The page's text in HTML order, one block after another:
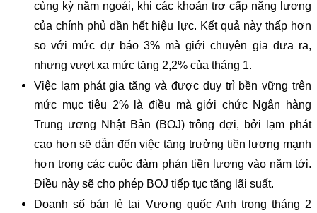
cùng kỳ năm ngoái, khi các khoản trợ cấp năng lượng
của chính phủ dần hết hiệu lực. Kết quả này thấp hơn
so với mức dự báo 3% mà giới chuyên gia đưa ra,
nhưng vượt xa mức tăng 2,2% của tháng 1.
Việc lạm phát gia tăng và được duy trì bền vững trên
mức mục tiêu 2% là điều mà giới chức Ngân hàng
Trung ương Nhật Bản (BOJ) trông đợi, bởi lạm phát
cao hơn sẽ dẫn đến việc tăng trưởng tiền lương mạnh
hơn trong các cuộc đàm phán tiền lương vào năm tới.
Điều này sẽ cho phép BOJ tiếp tục tăng lãi suất.
Doanh số bán lẻ tại Vương quốc Anh trong tháng 2